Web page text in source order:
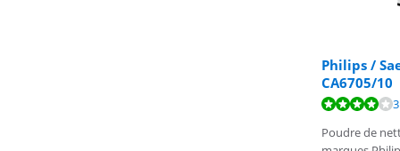
Philips /
CA6705/10
La note est de
Poudre de